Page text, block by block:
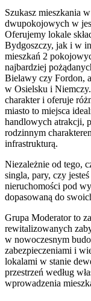
Szukasz mieszkania
dwupokojowych w
Oferujemy lokale
Bydgoszczy, jak i w
mieszkań 2
najbardziej
Bielawy czy Fordon,
w Osielsku i
charakter i oferuje
miasto to miejsca
handlowych atrakcji,
rodzinnym
infrastrukturą.
Niezależnie od tego,
singla, pary, czy
nieruchomości pod
dopasowaną do
Grupa Moderator to
rewitalizowanych
w nowoczesnym
zabezpieczeniami i
lokalami w stanie
przestrzeń według
wprowadzenia